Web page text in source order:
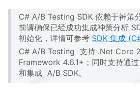
C# A/B Testing SDK 依赖于神策
前请确保已经成功集成神策分析
初始化，详情可参考 SDK 集成 (C#
C# A/B Testing 支持 .Net Core
Framework 4.6.1+；同时支持通
和集成 A/B SDK。